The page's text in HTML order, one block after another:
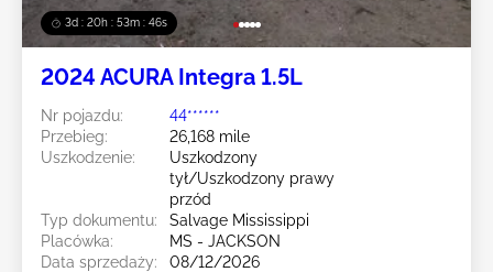
3d : 20h : 53m : 43s
2024 ACURA Integra 1.5L
Nr pojazdu:
44******
Przebieg:
26,168 mile
Uszkodzenie:
Uszkodzony
tył/Uszkodzony prawy
przód
Typ dokumentu:
Salvage Mississippi
Placówka:
MS - JACKSON
Data sprzedaży:
08/12/2026